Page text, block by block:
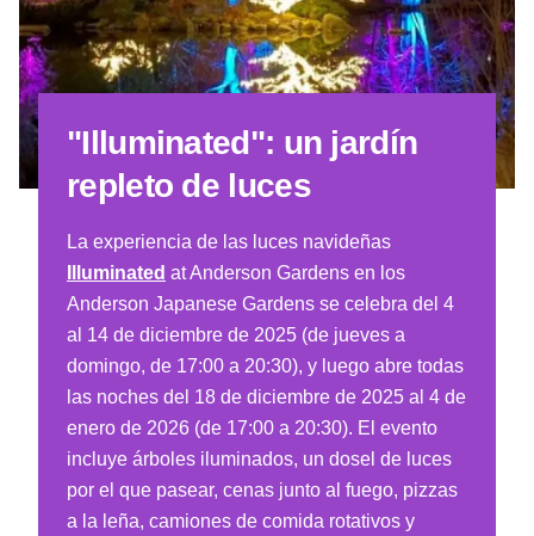
"Illuminated": un jardín
repleto de luces
La experiencia de las luces navideñas
Illuminated at Anderson Gardens en los
Anderson Japanese Gardens se celebra del 4
al 14 de diciembre de 2025 (de jueves a
domingo, de 17:00 a 20:30), y luego abre todas
las noches del 18 de diciembre de 2025 al 4 de
enero de 2026 (de 17:00 a 20:30). El evento
incluye árboles iluminados, un dosel de luces
por el que pasear, cenas junto al fuego, pizzas
a la leña, camiones de comida rotativos y